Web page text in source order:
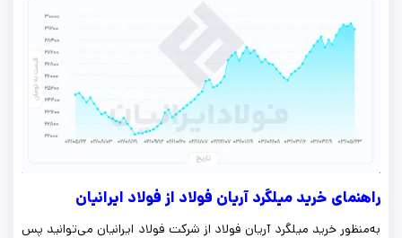
راهنمای خرید میلگرد آریان فولاد از فولاد ایرانیان
به‌منظور خرید میلگرد آریان فولاد از شرکت فولاد ایرانیان می‌توانید پس